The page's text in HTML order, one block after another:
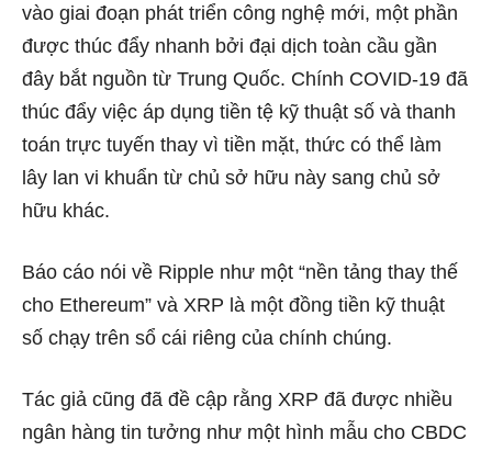
vào giai đoạn phát triển công nghệ mới, một phần
được thúc đẩy nhanh bởi đại dịch toàn cầu gần
đây bắt nguồn từ Trung Quốc. Chính COVID-19 đã
thúc đẩy việc áp dụng tiền tệ kỹ thuật số và thanh
toán trực tuyến thay vì tiền mặt, thức có thể làm
lây lan vi khuẩn từ chủ sở hữu này sang chủ sở
hữu khác.
Báo cáo nói về Ripple như một “nền tảng thay thế
cho Ethereum” và XRP là một đồng tiền kỹ thuật
số chạy trên sổ cái riêng của chính chúng.
Tác giả cũng đã đề cập rằng XRP đã được nhiều
ngân hàng tin tưởng như một hình mẫu cho CBDC